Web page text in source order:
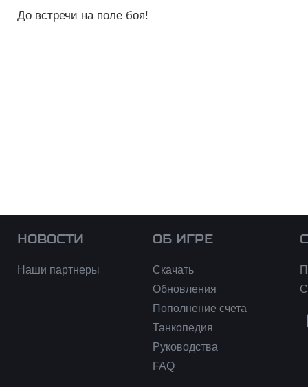
До встречи на поле боя!
НОВОСТИ
Наши партнеры
ОБ ИГРЕ
Скачать
Обновления
Пополнение счета
Танкопедия
Руководства
FAQ